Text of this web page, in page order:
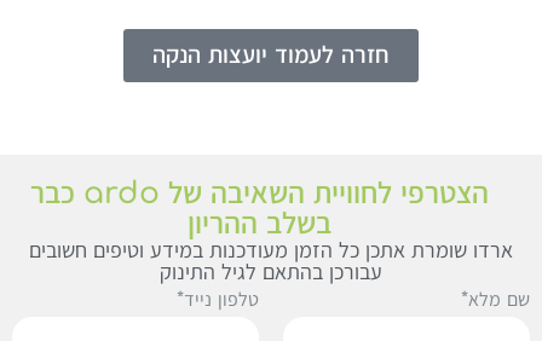
חזרה לעמוד יועצות הנקה
הצטרפי לחוויית השאיבה של ardo כבר
בשלב ההריון
ארדו שומרת אתכן כל הזמן מעודכנות במידע וטיפים חשובים
עבורכן בהתאם לגיל התינוק
שם מלא* טלפון נייד*